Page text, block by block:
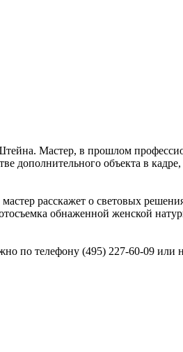
Мастер, в прошлом
дополнительного объекта в
расскажет о световых
обнаженной женской
по телефону (495) 227-60-09 или